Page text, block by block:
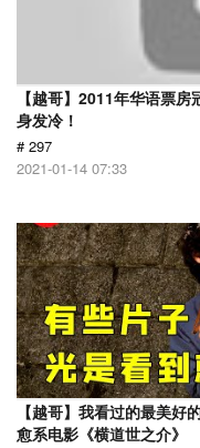
【越哥】2011年华语票
身发冷！
# 297
2021-01-14 07:33
【越哥】我看过的最美好
愈系电影《横道世之介》